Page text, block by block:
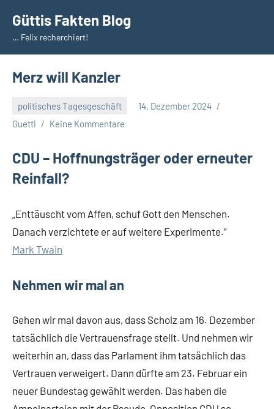
Inhalt
springen
Güttis Fakten Blog
… Felix recherchiert!
Merz will Kanzler
politisches Tagesgeschäft
14. Dezember 2024
Guetti
Keine Kommentare
CDU – Hoffnungsträger oder erneuter
Reinfall?
„Enttäuscht vom Affen, schuf Gott den Menschen.
Danach verzichtete er auf weitere Experimente.“
Mark Twain
Nehmen wir mal an
Gehen wir mal davon aus, dass Scholz am 16. Dezember
tatsächlich die Vertrauensfrage stellt. Und nehmen wir
weiterhin an, dass das Parlament ihm tatsächlich das
Vertrauen verweigert. Dann dürfte am 23. Februar ein
neuer Bundestag gewählt werden. Das haben die